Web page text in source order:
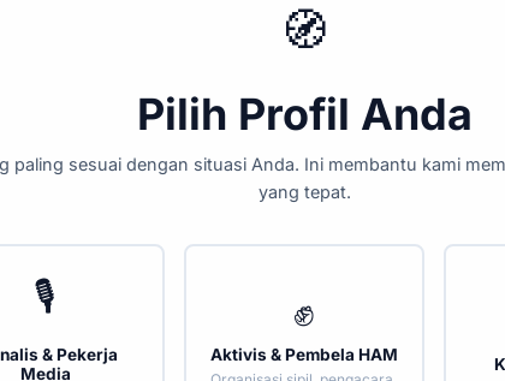
🧭
Pilih Profil Anda
paling sesuai dengan situasi Anda. Ini membantu kami
yang tepat.
🎙️
& Pekerja
Media
✊
Aktivis & Pembela HAM